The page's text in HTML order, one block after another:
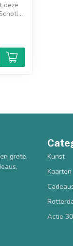
deze
grote,
Kunst
Kaarten
Actie